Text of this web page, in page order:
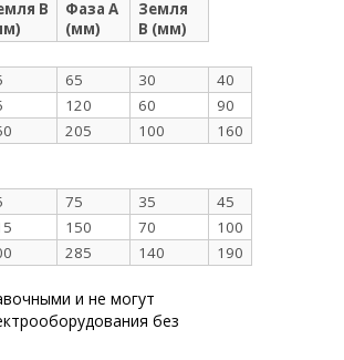
В
Фаза А
(мм)
Земля
В (мм)
65 30
40
120 60
90
205 100
160
75 35
45
150 70
100
285 140 190
и не могут
без